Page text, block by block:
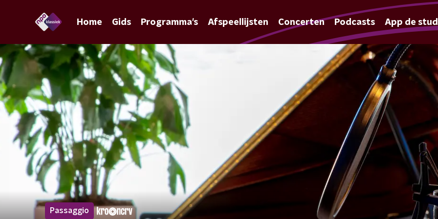
Home Gids Programma's Afspeellijsten Concerten Podcasts App de
Passaggio